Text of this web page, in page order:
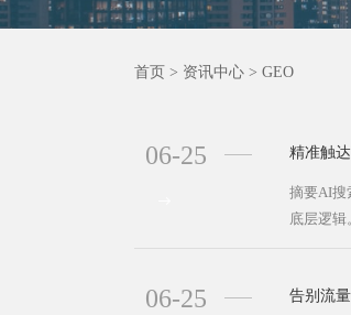
首页 > 资讯中心 > GEO
06-25 精准触
摘要AI搜
底层逻辑
06-25 告别流